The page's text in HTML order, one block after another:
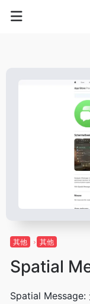
其他 其他
Spatial
Spatial Message: